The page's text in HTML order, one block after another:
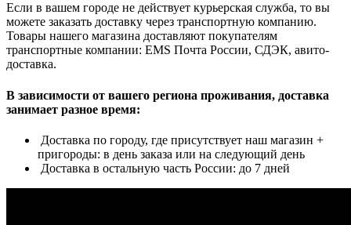
Если в вашем городе не действует курьерская служба, то вы
можете заказать доставку через транспортную компанию.
Товары нашего магазина доставляют покупателям
транспортные компании: EMS Почта России, СДЭК, авито-
доставка.
В зависимости от вашего региона проживания, доставка
занимает разное время:
Доставка по городу, где присутствует наш магазин +
пригороды: в день заказа или на следующий день
Доставка в остальную часть России: до 7 дней